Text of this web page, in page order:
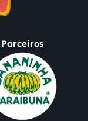
Parceiros